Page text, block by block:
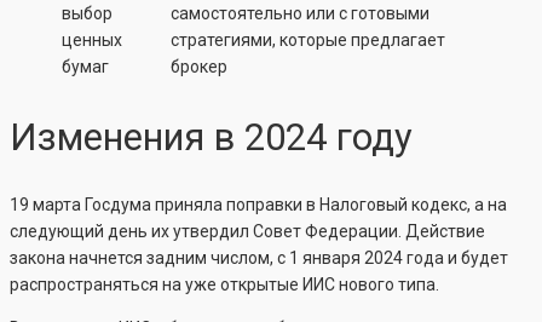
выбор
ценных
бумаг
самостоятельно или с готовыми
стратегиями, которые предлагает
брокер
Изменения в 2024 году
19 марта Госдума приняла поправки в Налоговый кодекс, а на
следующий день их утвердил Совет Федерации. Действие
закона начнется задним числом, с 1 января 2024 года и будет
распространяться на уже открытые ИИС нового типа.